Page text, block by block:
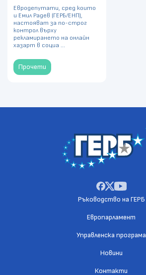
Евродепутати, сред които
и Емил Радев (ГЕРБ/ЕНП),
настояват за по-строг
контрол върху
рекламирането на онлайн
хазарт в социа ...
Прочети
Ръководство на ГЕРБ
Европарламент
Управленска програма
Новини
Контакти